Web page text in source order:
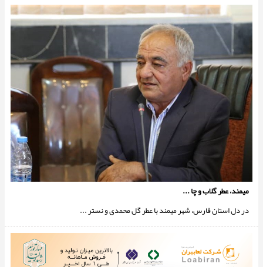
میمند، عطر گلاب و چا ...
در دل استان فارس، شهر میمند با عطر گل محمدی و نستر ...